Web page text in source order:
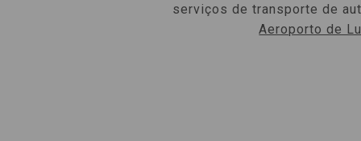
serviços de transporte de
Aeroporto de